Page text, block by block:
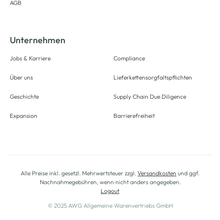
AGB
Unternehmen
Jobs & Karriere
Über uns
Geschichte
Expansion
Compliance
Lieferkettensorgfaltspflichten
Supply Chain Due Diligence
Barrierefreiheit
Alle Preise inkl. gesetzl. Mehrwertsteuer zzgl. Versandkosten und ggf.
Nachnahmegebühren, wenn nicht anders angegeben.
Logout
© 2025 AWG Allgemeine Warenvertriebs GmbH